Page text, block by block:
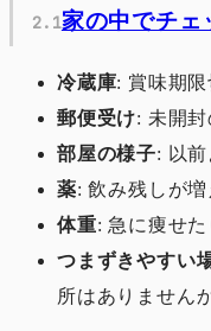
家の中でチェ
冷蔵庫: 賞味期
郵便受け: 未開
部屋の様子: 以
薬: 飲み残しが
体重: 急に痩せ
つまずきやすい
所はありません